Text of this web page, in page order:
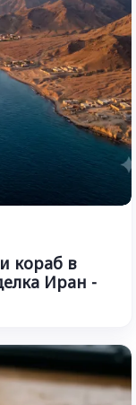
кораб в
Иран -